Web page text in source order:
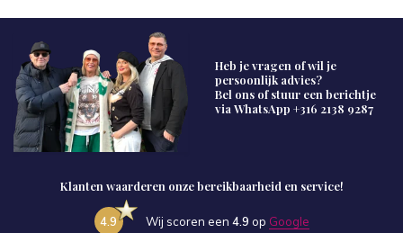
Heb je vragen of wil je
persoonlijk advies?
Bel ons of stuur een berichtje
via WhatsApp +316 2138 9287
Klanten waarderen onze bereikbaarheid en service!
4.9 Wij scoren een 4.9 op Google